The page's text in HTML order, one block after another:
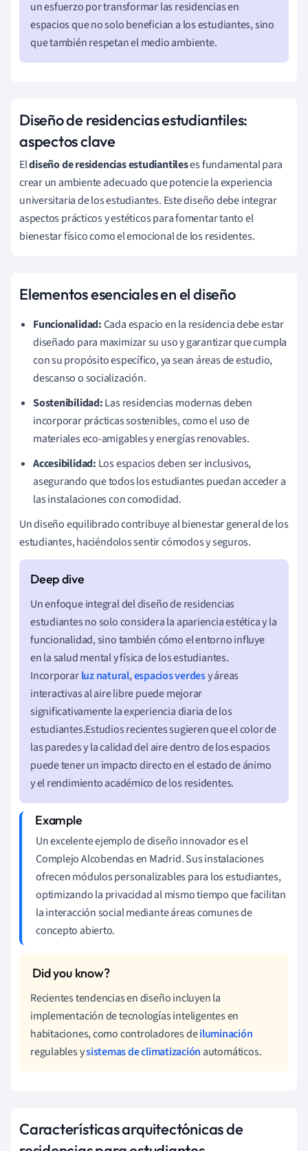
un esfuerzo por transformar las residencias en
espacios que no solo benefician a los estudiantes, sino
que también respetan el medio ambiente.
Diseño de residencias estudiantiles:
aspectos clave
Eldiseño de residencias estudiantileses fundamental para
crear un ambiente adecuado que potencie la experiencia
universitaria de los estudiantes. Este diseño debe integrar
aspectos prácticos y estéticos para fomentar tanto el
bienestar físico como el emocional de los residentes.
Elementos esenciales en el diseño
Funcionalidad:Cada espacio en la residencia debe estar
diseñado para maximizar su uso y garantizar que cumpla
con su propósito específico, ya sean áreas de estudio,
descanso o socialización.
Sostenibilidad:Las residencias modernas deben
incorporar prácticas sostenibles, como el uso de
materiales eco-amigables y energías renovables.
Accesibilidad: Los espacios deben ser inclusivos,
asegurando que todos los estudiantes puedan acceder a
las instalaciones con comodidad.
Un diseño equilibrado contribuye al bienestar general de los
estudiantes, haciéndolos sentir cómodos y seguros.
Un enfoque integral del diseño de residencias
estudiantes no solo considera la apariencia estética y la
funcionalidad, sino también cómo el entorno influye
en la salud mental y física de los estudiantes.
Incorporarluz natural,espacios verdesy áreas
interactivas al aire libre puede mejorar
significativamente la experiencia diaria de los
estudiantes.Estudios recientes sugieren que el color de
las paredes y la calidad del aire dentro de los espacios
puede tener un impacto directo en el estado de ánimo
y el rendimiento académico de los residentes.
Un excelente ejemplo de diseño innovador es el
Complejo Alcobendas en Madrid. Sus instalaciones
ofrecen módulos personalizables para los estudiantes,
optimizando la privacidad al mismo tiempo que facilitan
la interacción social mediante áreas comunes de
concepto abierto.
Recientes tendencias en diseño incluyen la
implementación de tecnologías inteligentes en
habitaciones, como controladores deiluminación
regulables ysistemas de climatización automáticos.
Características arquitectónicas de